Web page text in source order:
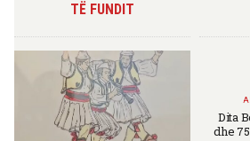
TË FUNDIT
Dita
dhe